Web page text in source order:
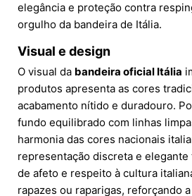
elegância e proteção contra
orgulho da bandeira de Itália.
Visual e design
O visual da bandeira oficial Itália
produtos apresenta as cores
acabamento nítido e duradouro.
fundo equilibrado com linhas
harmonia das cores nacionais
representação discreta e
de afeto e respeito à cultura
rapazes ou raparigas, reforçando